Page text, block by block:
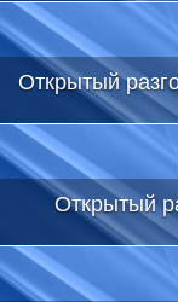
Открытый
Открытый